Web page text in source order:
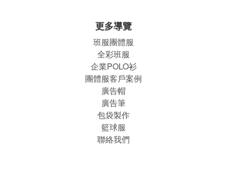
更多導覽
班服團體服
全彩班服
企業POLO衫
團體服客戶案例
廣告帽
廣告筆
包袋製作
籃球服
聯絡我們